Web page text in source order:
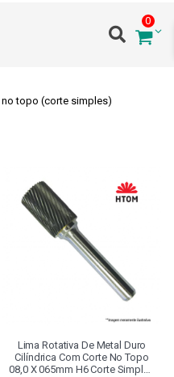
0
topo (corte simples)
Lima Rotativa De Metal Duro
Cilíndrica Com Corte No Topo
08,0 X 065mm H6 Corte Simples